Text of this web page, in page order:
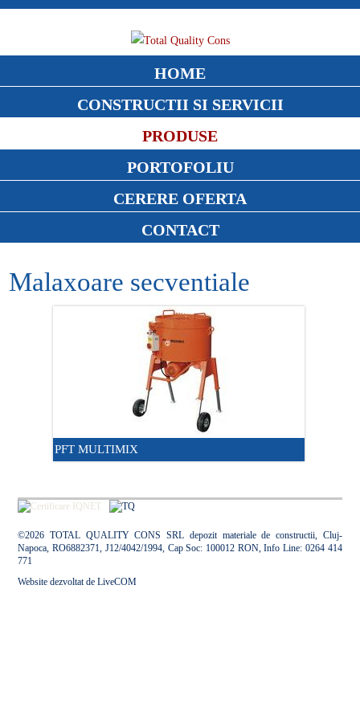
HOME
CONSTRUCTII SI SERVICII
PRODUSE
PORTOFOLIU
CERERE OFERTA
CONTACT
Malaxoare secventiale
PFT MULTIMIX
©2026 TOTAL QUALITY CONS SRL depozit materiale de constructii, Cluj-
Napoca, RO6882371, J12/4042/1994, Cap Soc: 100012 RON, Info Line: 0264 414
771
Website dezvoltat deLiveCOM